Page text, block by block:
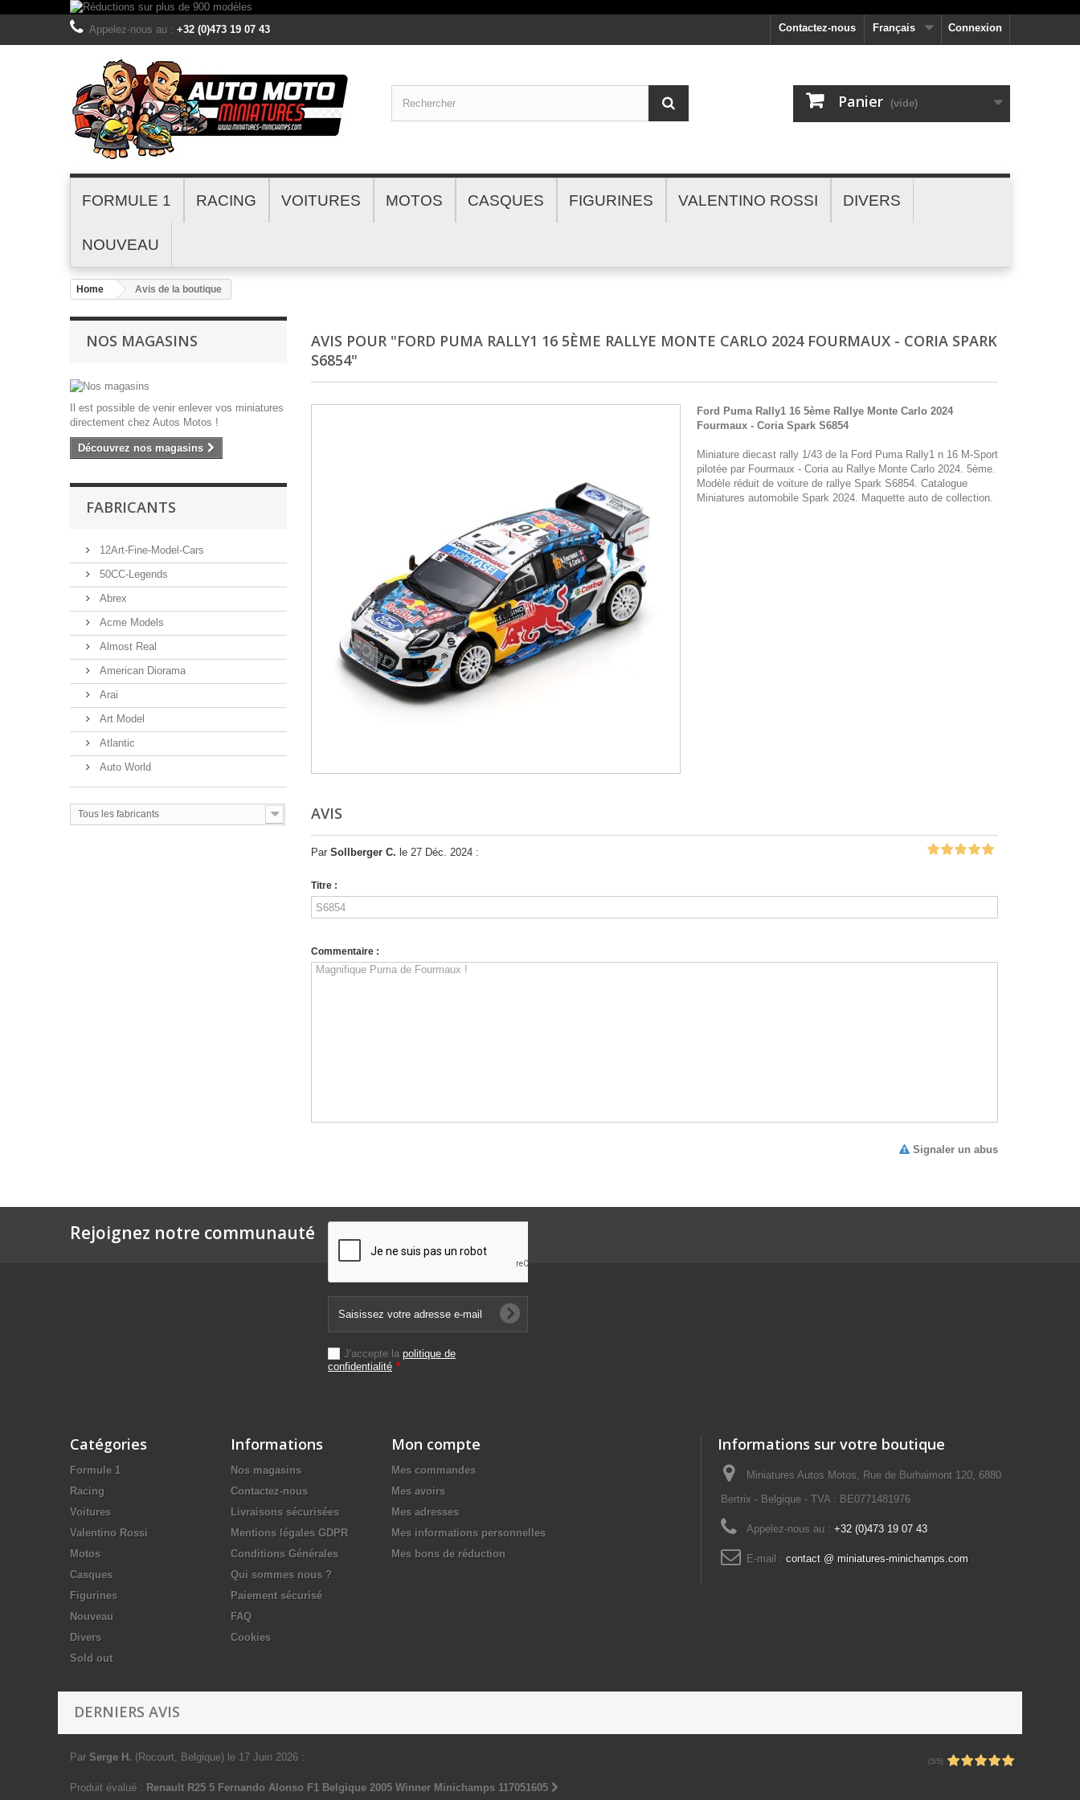
Connexion
Français
Contactez-nous
Appelez-nous au : +32 (0)473 19 07 43
Panier (vide)
FORMULE 1 RACING VOITURES MOTOS CASQUES FIGURINES VALENTINO ROSSI DIVERS
NOUVEAU
Home Avis de la boutique
NOS MAGASINS
Il est possible de venir enlever vos miniatures
directement chez Autos Motos !
Découvrez nos magasins
FABRICANTS
12Art-Fine-Model-Cars
50CC-Legends
Abrex
Acme Models
Almost Real
American Diorama
Arai
Art Model
Atlantic
Auto World
Tous les fabricants
AVIS POUR "FORD PUMA RALLY1 16 5ÈME RALLYE MONTE CARLO 2024 FOURMAUX - CORIA SPARK
S6854"
Ford Puma Rally1 16 5ème Rallye Monte Carlo 2024
Fourmaux - Coria Spark S6854
Miniature diecast rally 1/43 de la Ford Puma Rally1 n 16 M-Sport
pilotée par Fourmaux - Coria au Rallye Monte Carlo 2024. 5ème.
Modèle réduit de voiture de rallye Spark S6854. Catalogue
Miniatures automobile Spark 2024. Maquette auto de collection.
AVIS
Par Sollberger C. le 27 Déc. 2024 :
Titre :
Commentaire :
Signaler un abus
Rejoignez notre communauté
J'accepte la politique de
confidentialité *
Catégories
Formule 1
Racing
Voitures
Valentino Rossi
Motos
Casques
Figurines
Nouveau
Divers
Sold out
Informations
Nos magasins
Contactez-nous
Livraisons sécurisées
Mentions légales GDPR
Conditions Générales
Qui sommes nous ?
Paiement sécurisé
FAQ
Cookies
Mon compte
Mes commandes
Mes avoirs
Mes adresses
Mes informations personnelles
Mes bons de réduction
Informations sur votre boutique
Miniatures Autos Motos, Rue de Burhaimont 120, 6880
Bertrix - Belgique - TVA : BE0771481976
Appelez-nous au : +32 (0)473 19 07 43
E-mail : contact @ miniatures-minichamps.com
DERNIERS AVIS
Par Serge H. (Rocourt, Belgique) le 17 Juin 2026 : (5/5)
Produit évalué : Renault R25 5 Fernando Alonso F1 Belgique 2005 Winner Minichamps 117051605